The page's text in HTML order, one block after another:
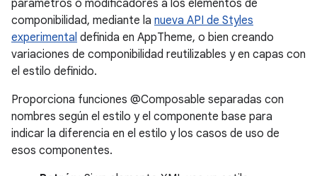
parámetros o modificadores a los elementos de
componibilidad, mediante la nueva API de Styles
experimental definida en AppTheme, o bien creando
variaciones de componibilidad reutilizables y en capas con
el estilo definido.
Proporciona funciones @Composable separadas con
nombres según el estilo y el componente base para
indicar la diferencia en el estilo y los casos de uso de
esos componentes.